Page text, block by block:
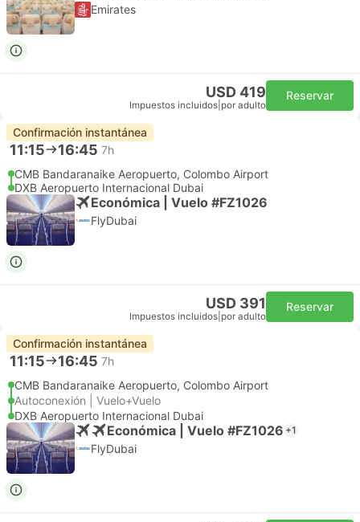
Emirates
USD 419
Impuestos incluidos por adulto
Reservar
Confirmación instantánea
11:15 16:45 7h
CMB Bandaranaike Aeropuerto, Colombo Airport
DXB Aeropuerto Internacional Dubai
Económica | Vuelo #FZ1026
FlyDubai
USD 391
Impuestos incluidos por adulto
Reservar
Confirmación instantánea
11:15 16:45 7h
CMB Bandaranaike Aeropuerto, Colombo Airport
Autoconexión | Vuelo+Vuelo
DXB Aeropuerto Internacional Dubai
Económica | Vuelo #FZ1026 +1
FlyDubai